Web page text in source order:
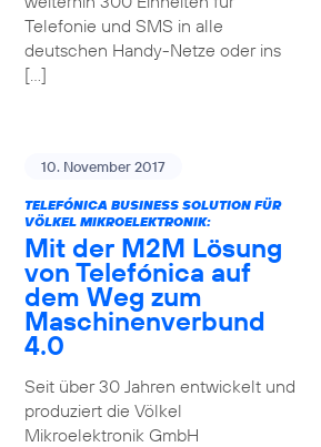
Telefonie und SMS in alle
deutschen Handy-Netze oder ins
[…]
10. November 2017
TELEFÓNICA BUSINESS SOLUTION FÜR
VÖLKEL MIKROELEKTRONIK:
Mit der M2M Lösung
von Telefónica auf
dem Weg zum
Maschinenverbund
4.0
Seit über 30 Jahren entwickelt und
produziert die Völkel
Mikroelektronik GmbH